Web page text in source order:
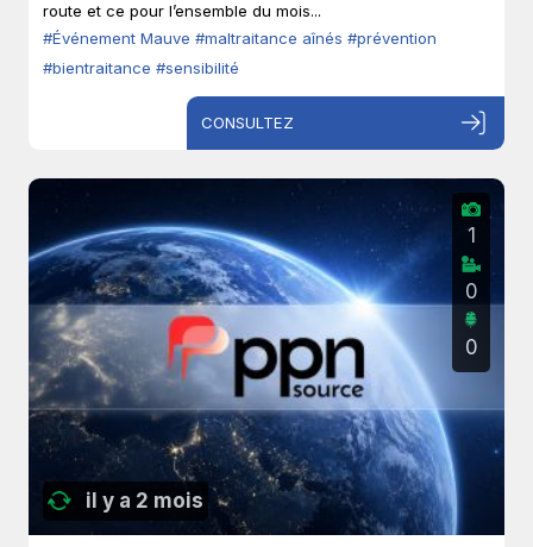
route et ce pour l’ensemble du mois...
#Événement Mauve #maltraitance aînés #prévention
#bientraitance #sensibilité
CONSULTEZ
il y a 2 mois
1
0
0